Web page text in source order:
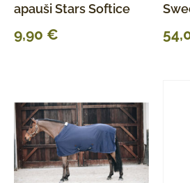
apauši Stars Softice
9,90 €